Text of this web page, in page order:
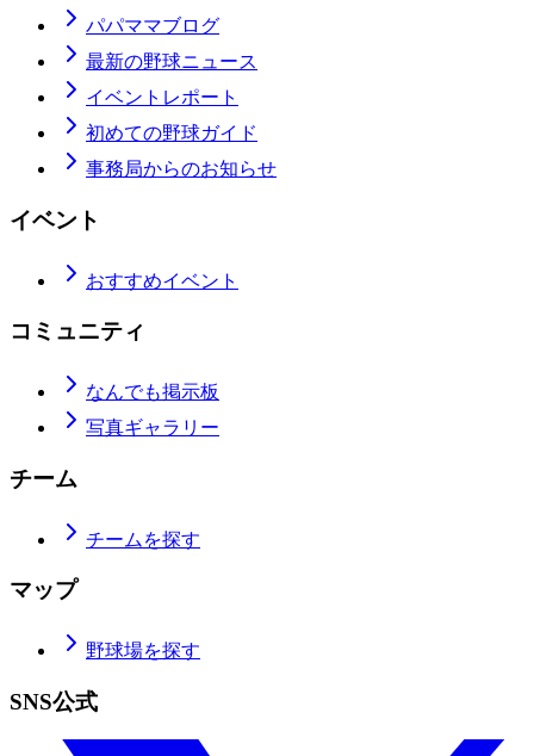
パパママブログ
最新の野球ニュース
イベントレポート
初めての野球ガイド
事務局からのお知らせ
イベント
おすすめイベント
コミュニティ
なんでも掲示板
写真ギャラリー
チーム
チームを探す
マップ
野球場を探す
SNS公式